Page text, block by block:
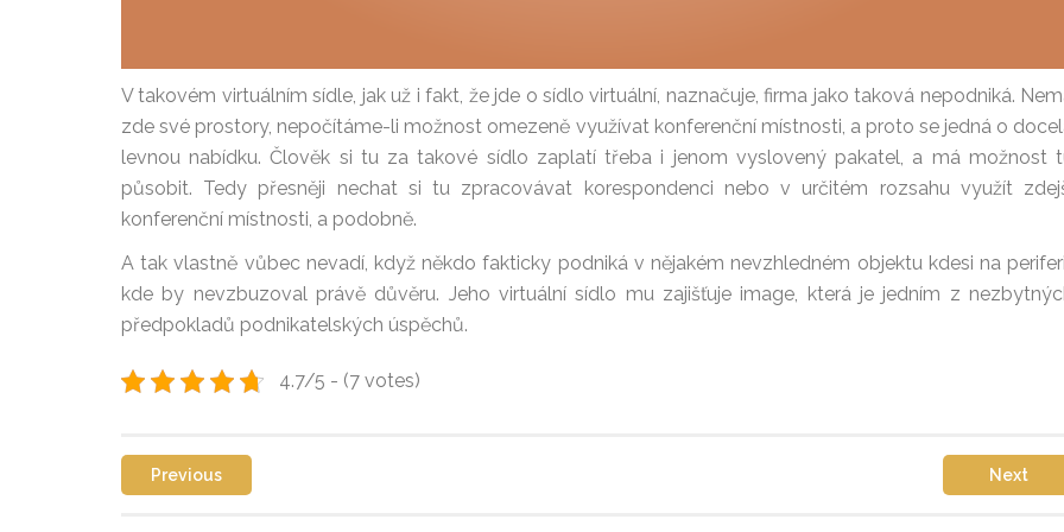
V takovém virtuálním sídle, jak už i fakt, že jde o sídlo virtuální, naznačuje, firma jako taková nepodniká.
zde své prostory, nepočítáme-li možnost omezeně využívat konferenční místnosti, a proto se jedná o
levnou nabídku. Člověk si tu za takové sídlo zaplatí třeba i jenom vyslovený pakatel, a má možnost
působit. Tedy přesněji nechat si tu zpracovávat korespondenci nebo v určitém rozsahu využít
konferenční místnosti, a podobně.
A tak vlastně vůbec nevadí, když někdo fakticky podniká v nějakém nevzhledném objektu kdesi na
kde by nevzbuzoval právě důvěru. Jeho virtuální sídlo mu zajišťuje image, která je jedním z
předpokladů podnikatelských úspěchů.
4.7/5 - (7 votes)
Previous Next